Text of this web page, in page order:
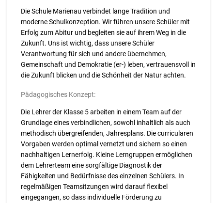
Die Schule Marienau verbindet lange Tradition und
moderne Schulkonzeption. Wir führen unsere Schüler mit
Erfolg zum Abitur und begleiten sie auf ihrem Weg in die
Zukunft. Uns ist wichtig, dass unsere Schüler
Verantwortung für sich und andere übernehmen,
Gemeinschaft und Demokratie (er-) leben, vertrauensvoll in
die Zukunft blicken und die Schönheit der Natur achten.
Pädagogisches Konzept:
Die Lehrer der Klasse 5 arbeiten in einem Team auf der
Grundlage eines verbindlichen, sowohl inhaltlich als auch
methodisch übergreifenden, Jahresplans. Die curricularen
Vorgaben werden optimal vernetzt und sichern so einen
nachhaltigen Lernerfolg. Kleine Lerngruppen ermöglichen
dem Lehrerteam eine sorgfältige Diagnostik der
Fähigkeiten und Bedürfnisse des einzelnen Schülers. In
regelmäßigen Teamsitzungen wird darauf flexibel
eingegangen, so dass individuelle Förderung zu